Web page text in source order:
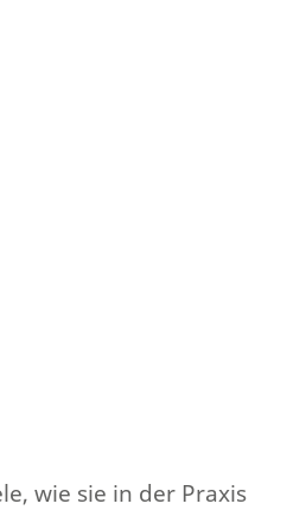
wie sie in der Praxis